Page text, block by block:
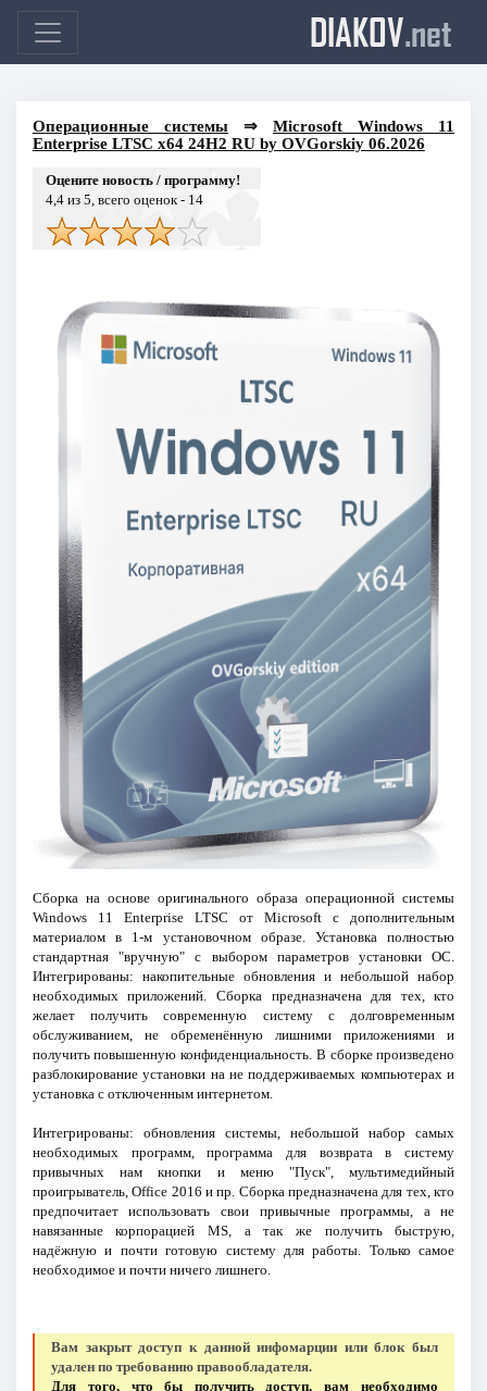
DIAKOV.net
Операционные системы⇒Microsoft Windows 11
Enterprise LTSC x64 24H2 RU by OVGorskiy 06.2026
Оцените новость / программу!
4,4из 5, всего оценок - 14
Сборка на основе оригинального образа операционной системы
Windows 11 Enterprise LTSC от Microsoft с дополнительным
материалом в 1-м установочном образе. Установка полностью
стандартная "вручную" с выбором параметров установки ОС.
Интегрированы: накопительные обновления и небольшой набор
необходимых приложений. Сборка предназначена для тех, кто
желает получить современную систему с долговременным
обслуживанием, не обременённую лишними приложениями и
получить повышенную конфиденциальность. В сборке произведено
разблокирование установки на не поддерживаемых компьютерах и
установка с отключенным интернетом.
Интегрированы: обновления системы, небольшой набор самых
необходимых программ, программа для возврата в систему
привычных нам кнопки и меню "Пуск", мультимедийный
проигрыватель, Office 2016 и пр. Сборка предназначена для тех, кто
предпочитает использовать свои привычные программы, а не
навязанные корпорацией MS, а так же получить быструю,
надёжную и почти готовую систему для работы. Только самое
необходимое и почти ничего лишнего.
Вам закрыт доступ к данной инфомарции или блок был
удален по требованию правообладателя.
Для того, что бы получить доступ, вам необходимо